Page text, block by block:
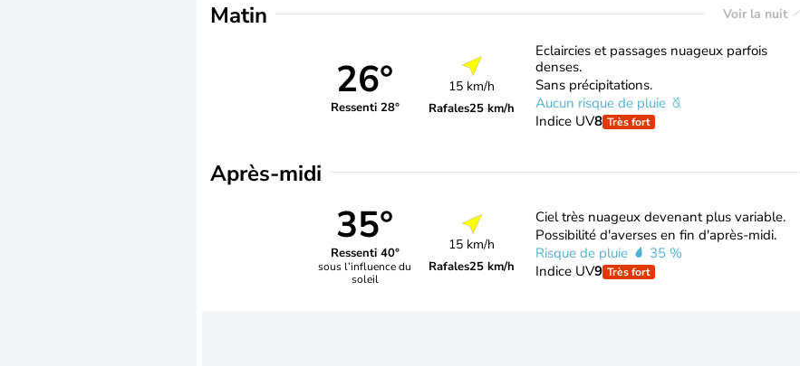
Matin Voir la nuit
26°
Ressenti 28°
15 km/h
Rafales25 km/h
Eclaircies et passages nuageux parfois
denses.
Sans précipitations.
Aucun risque de pluie
Indice UV8 Très fort
Après-midi
35°
Ressenti 40°
sous l’influence du
soleil
15 km/h
Rafales25 km/h
Ciel très nuageux devenant plus variable.
Possibilité d'averses en fin d'après-midi.
Risque de pluie
35 %
Indice UV9 Très fort